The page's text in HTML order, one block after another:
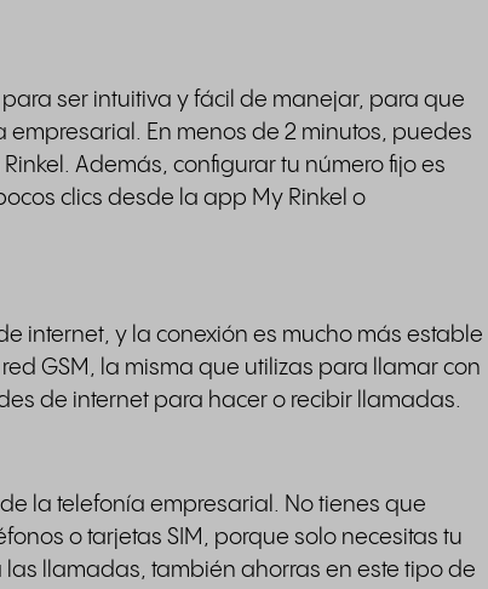
ser intuitiva y fácil de manejar, para que
En menos de 2 minutos, puedes
Además, configurar tu número fijo es
clics desde la app My Rinkel o
internet, y la conexión es mucho más estable
GSM, la misma que utilizas para llamar con
de internet para hacer o recibir llamadas.
la telefonía empresarial. No tienes que
o tarjetas SIM, porque solo necesitas tu
llamadas, también ahorras en este tipo de